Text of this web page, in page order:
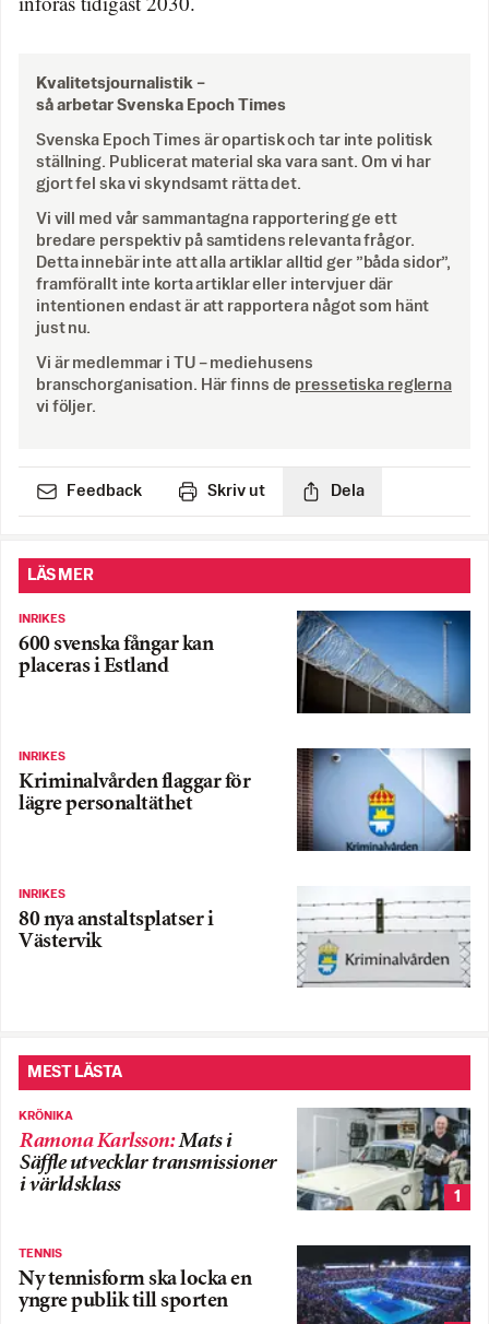
Kvalitetsjournalistik –
så arbetar Svenska Epoch Times
Svenska Epoch Times är opartisk och tar inte politisk
ställning. Publicerat material ska vara sant. Om vi har
gjort fel ska vi skyndsamt rätta det.
Vi vill med vår sammantagna rapportering ge ett
bredare perspektiv på samtidens relevanta frågor.
Detta innebär inte att alla artiklar alltid ger ”båda sidor”,
framförallt inte korta artiklar eller intervjuer där
intentionen endast är att rapportera något som hänt
just nu.
Vi är medlemmar i TU – mediehusens
branschorganisation. Här finns de pressetiska reglerna
vi följer.
Feedback Skriv ut Dela
LÄS MER
INRIKES
600 svenska fångar kan
placeras i Estland
INRIKES
Kriminalvården flaggar för
lägre personaltäthet
INRIKES
80 nya anstaltsplatser i
Västervik
MEST LÄSTA
KRÖNIKA
Ramona Karlsson:Mats i
Säffle utvecklar transmissioner
i världsklass
1
TENNIS
Ny tennisform ska locka en
yngre publik till sporten